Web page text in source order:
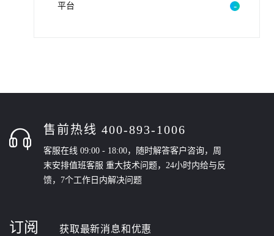
平台
售前热线 400-893-1006
客服在线 09:00 - 18:00，随时解答客户咨询，周
末安排值班客服 重大技术问题，24小时内给与反
馈，7个工作日内解决问题
订阅 获取最新消息和优惠